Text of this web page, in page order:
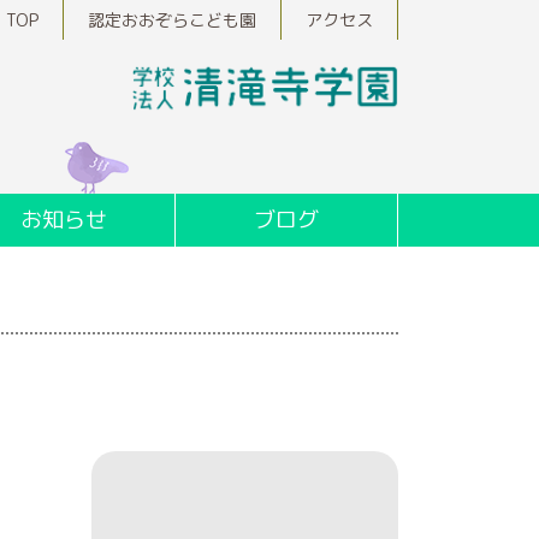
TOP 認定おおぞらこども園 アクセス
お知らせ ブログ